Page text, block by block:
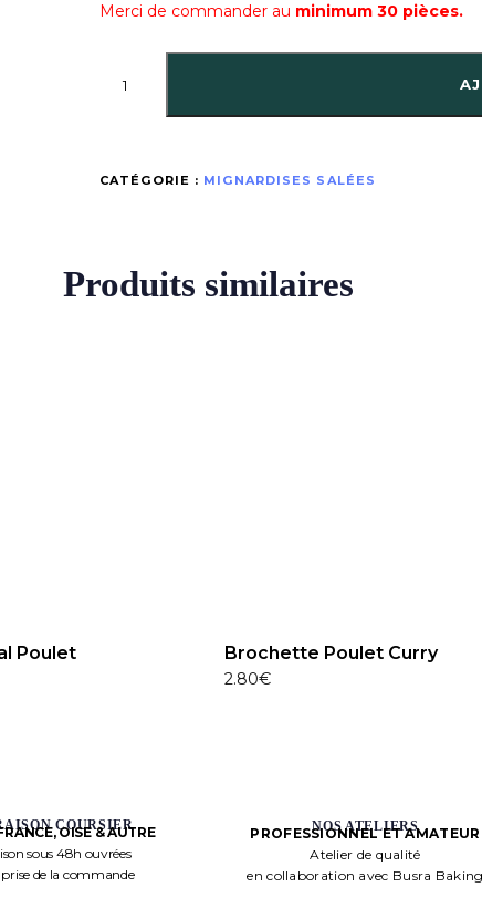
Merci de commander au minimum 30 pièces.
CATÉGORIE : MIGNARDISES SALÉES
Produits similaires
Poulet Brochette Poulet Curry
2.80€
COURSIER
OISE & AUTRE
sous 48h ouvrées
prise de la commande
NOS ATELIERS
PROFESSIONNEL ET AMATEUR
Atelier de qualité
en collaboration avec Busra Baking